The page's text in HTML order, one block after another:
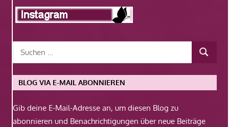
BLOG VIA E-MAIL ABONNIEREN
Gib deine E-Mail-Adresse an, um diesen Blog zu
abonnieren und Benachrichtigungen über neue Beiträge